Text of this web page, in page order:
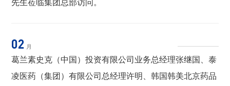
先生莅临集团总部访问。
02 月
葛兰素史克（中国）投资有限公司业务总经理张继国、泰
凌医药（集团）有限公司总经理许明、韩国韩美北京药品